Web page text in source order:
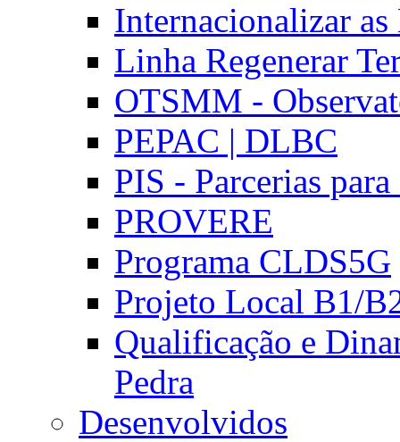
Internacionalizar
Linha Regenerar
OTSMM -
PEPAC | DLBC
PIS - Parcerias
PROVERE
Programa CLDS5G
Projeto Local B1/
Qualificação e
Pedra
Desenvolvidos